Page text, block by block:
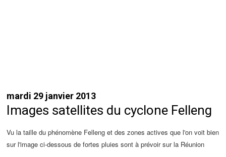
mardi 29 janvier 2013
Images satellites du cyclone Felleng
Vu la taille du phénomène Felleng et des zones actives que l'on voit bien
sur l'image ci-dessous de fortes pluies sont à prévoir sur la Réunion